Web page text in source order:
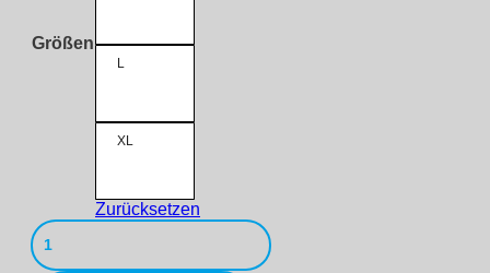
Größen
L
XL
Zurücksetzen
SOB
Tanktop
Menge